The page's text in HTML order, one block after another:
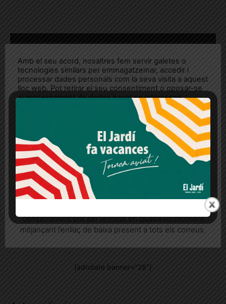
ETIQUETES bonanova
micromecenatge
Sant Gervasi
tres torres
[adrotate banner="28"]
Amb el seu acord, nosaltres fem servir galetes o
tecnologies similars per emmagatzemar, accedir i
processar dades personals com la seva visita a aquest
lloc web. Pot retirar el seu consentiment o oposar-se
al processament de dades basat en interessos
legítims en qualsevol moment fent clic a "Ajustos de
cookies" o a la nostra Política de privacitat en aquest
lloc web. Si cliques "acceptar" dones el teu
Més informació Acceptar Rebutjar tot
Quan l’usuari crea un compte al Diari el Jardí, dona el
seu consentiment explícit per rebre comunicacions
consentiment pot ser revocat en qualsevol moment
mitjançant l’enllaç de baixa present a tots els correus.